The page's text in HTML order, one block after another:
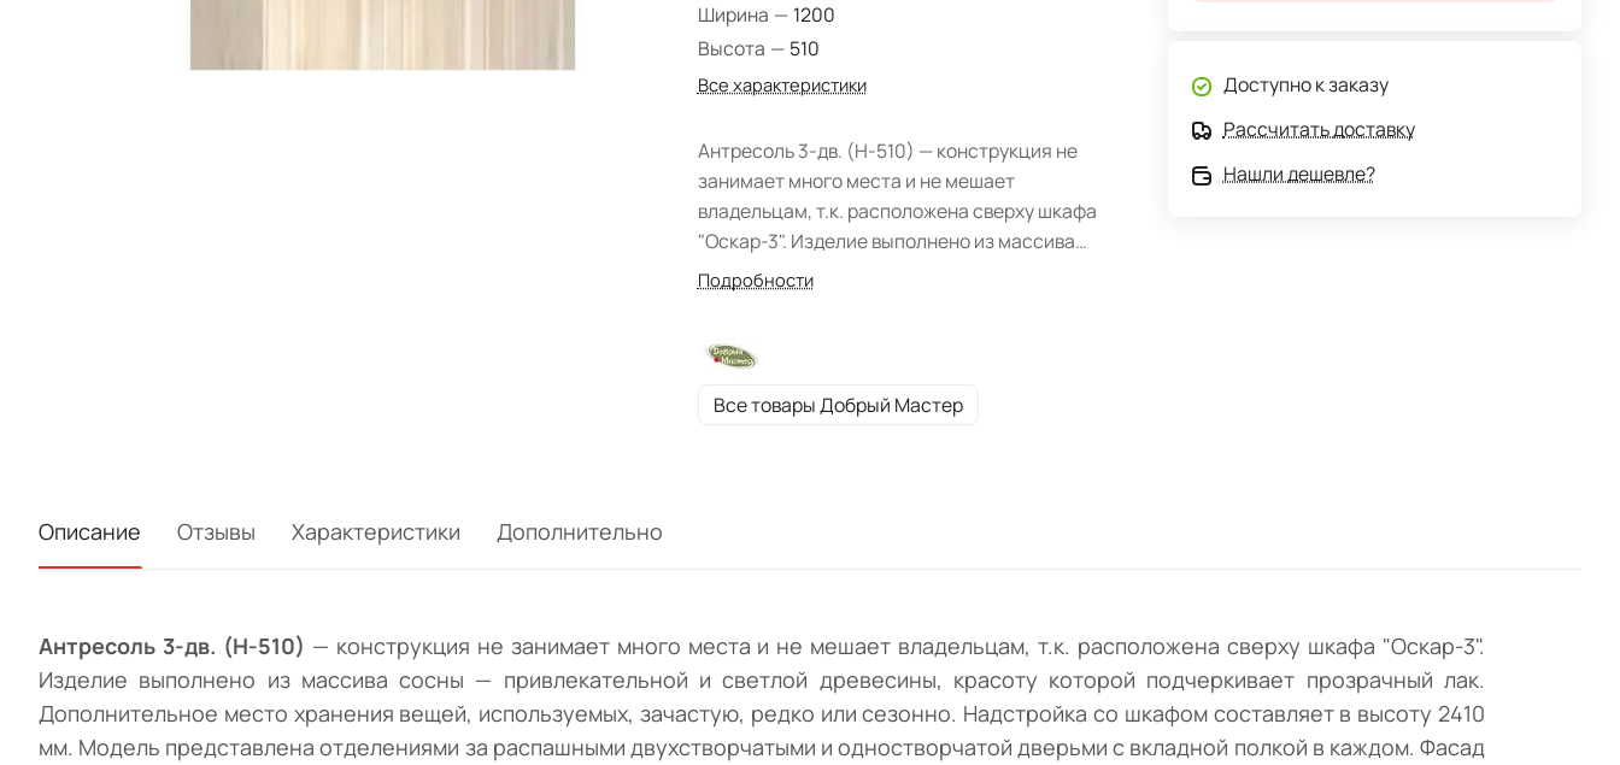
Ширина — 1200
Высота — 510
Все характеристики
Антресоль 3-дв. (Н-510) — конструкция не
занимает много места и не мешает
владельцам, т.к. расположена сверху шкафа
"Оскар-3". Изделие выполнено из массива
сосны — привлекательной и светлой
хранения вещей, используемых, зачастую,
редко или сезонно. Надстройка со шкафом
составляет в высоту 2410 мм. Модель
Мастер исполнен в цвете "Натуральная
сосна".
Подробности
Все товары Добрый Мастер
Доступно к заказу
Рассчитать доставку
Нашли дешевле?
Описание Отзывы Характеристики Дополнительно
Антресоль 3-дв. (Н-510) — конструкция не занимает много места и не мешает владельцам, т.к. расположена сверху шкафа "Оскар-3".
Изделие выполнено из массива сосны — привлекательной и светлой древесины, красоту которой подчеркивает прозрачный лак.
Дополнительное место хранения вещей, используемых, зачастую, редко или сезонно. Надстройка со шкафом составляет в высоту 2410
мм. Модель представлена отделениями за распашными двухстворчатыми и одностворчатой дверьми с вкладной полкой в каждом. Фасад